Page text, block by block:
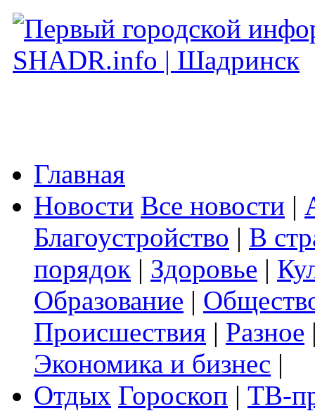
Главная
Новости Все новости |
Благоустройство | В
порядок | Здоровье |
Образование |
Происшествия | Разное
Экономика и бизнес |
Отдых Гороскоп | ТВ-